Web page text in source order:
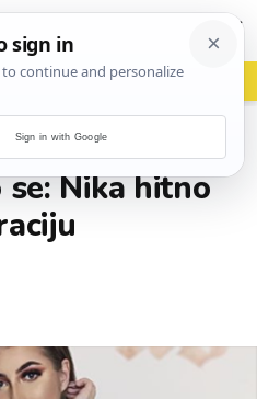
vrh! woot?!
Nika hitno
Sign in with Google